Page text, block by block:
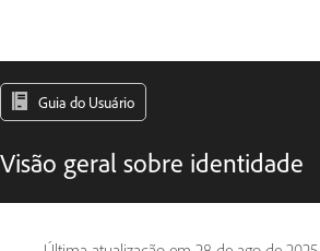
Guia do Usuário
Visão geral sobre identidade